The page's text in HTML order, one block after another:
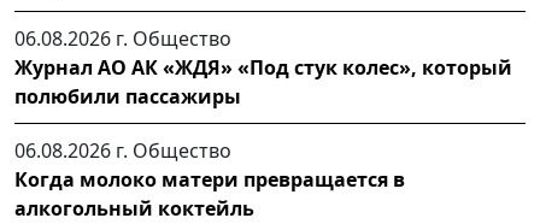
06.08.2026 г. Общество
Журнал АО АК «ЖДЯ» «Под стук колес», который
полюбили пассажиры
06.08.2026 г. Общество
Когда молоко матери превращается в
алкогольный коктейль